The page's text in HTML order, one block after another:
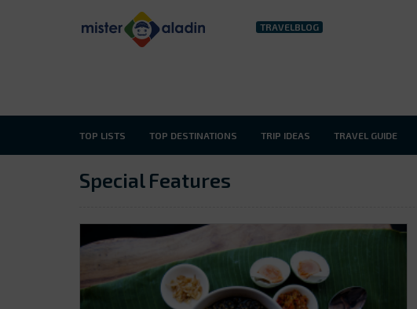
TRAVELBLOG
TOP LISTS TOP DESTINATIONS TRIP IDEAS TRAVEL GUIDE
Special Features